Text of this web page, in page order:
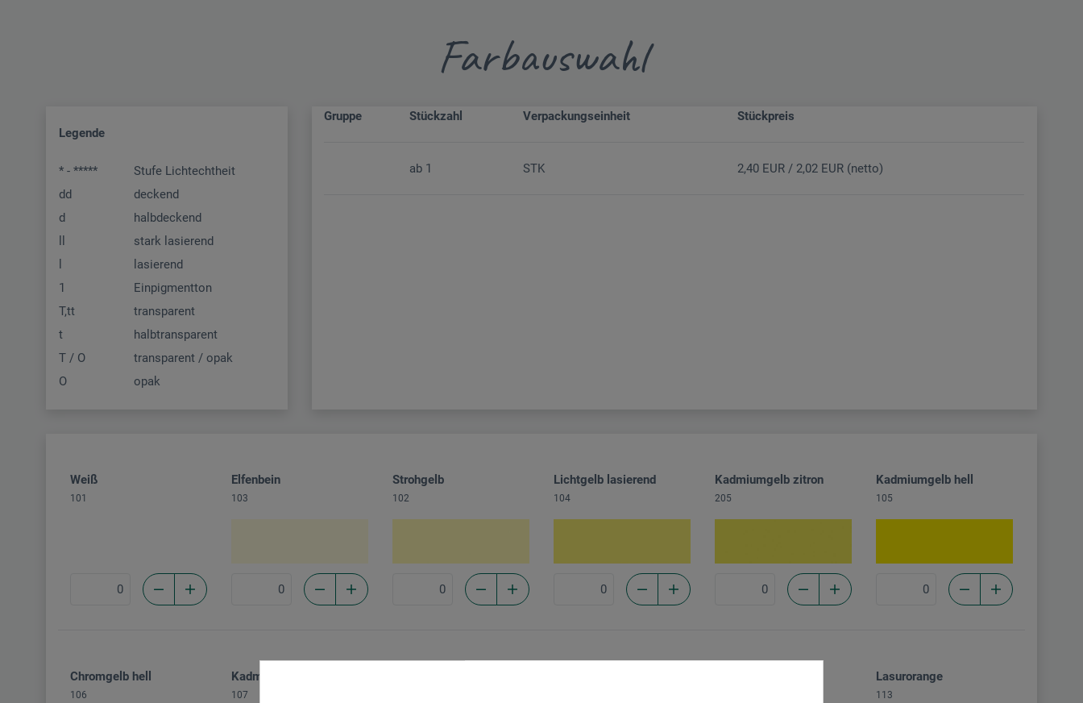
Farbauswahl
Legende
* - *****
Stufe Lichtechtheit
dd
deckend
d
halbdeckend
stark lasierend
lasierend
1
Einpigmentton
T,tt
transparent
t
halbtransparent
T / O
transparent / opak
O
opak
Gruppe Stückzahl Verpackungseinheit Stückpreis
ab 1 STK 2,40 EUR / 2,02 EUR (netto)
Weiß
101
Elfenbein
103
Strohgelb
102
Lichtgelb lasierend
104
Kadmiumgelb zitron
205
Kadmiumgelb hell
105
Chromgelb hell
106
Kadmiumgelb
107
Lasurorange
113